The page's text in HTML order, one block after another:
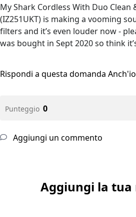
My Shark Cordless With Duo Clean
(IZ251UKT) is making a vooming
filters and it’s even louder now -
was bought in Sept 2020 so think
Rispondi a questa domanda
Punteggio 0
Aggiungi un commento
Aggiungi la tua